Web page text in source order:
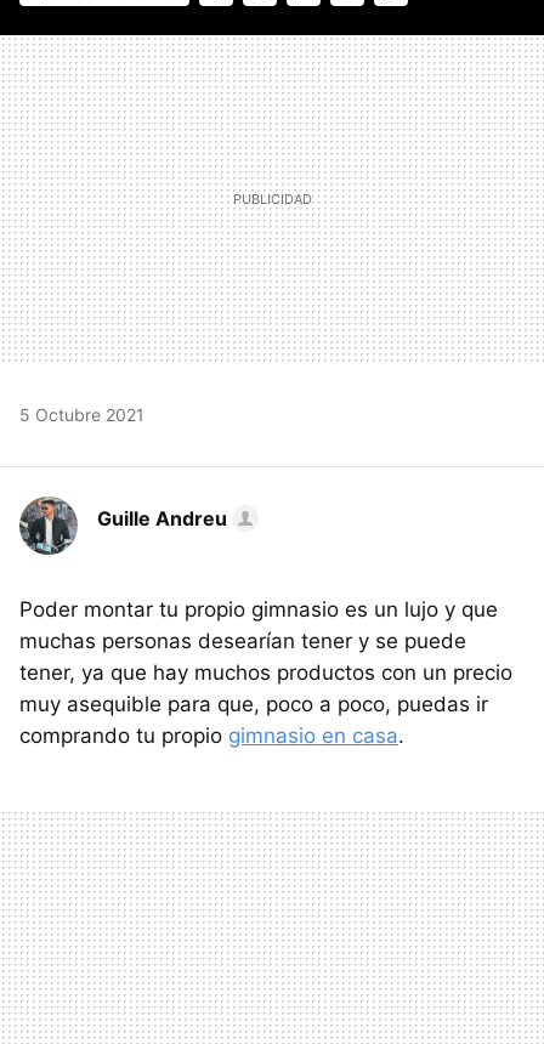
MAIL
5 Octubre 2021
Guille Andreu
Poder montar tu propio gimnasio es un lujo y que
muchas personas desearían tener y se puede
tener, ya que hay muchos productos con un precio
muy asequible para que, poco a poco, puedas ir
comprando tu propio gimnasio en casa.